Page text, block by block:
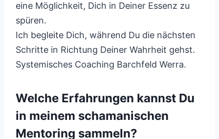
eine Möglichkeit, Dich in Deiner Essenz zu
spüren.
Ich begleite Dich, während Du die nächsten
Schritte in Richtung Deiner Wahrheit gehst.
Systemisches Coaching Barchfeld Werra.
Welche Erfahrungen kannst Du
in meinem schamanischen
Mentoring sammeln?